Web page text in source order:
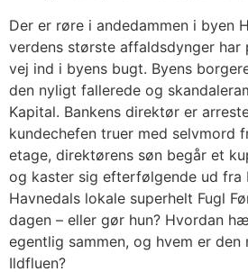
Der er røre i andedammen i byen
verdens største affaldsdynger har
vej ind i byens bugt. Byens
den nyligt fallerede og
Kapital. Bankens direktør er
kundechefen truer med selvmord
etage, direktørens søn begår et
og kaster sig efterfølgende ud fra
Havnedals lokale superhelt Fugl
dagen – eller gør hun? Hvordan
egentlig sammen, og hvem er den
Ildfluen?